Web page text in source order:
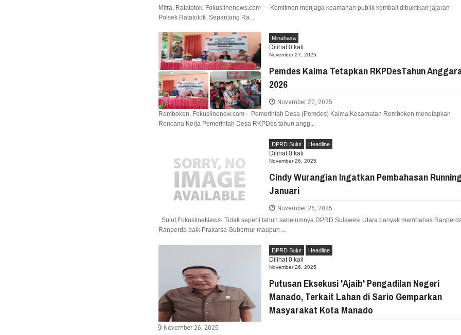
Mitra, Ratatotok, Fokuslinenews.com — Komitmen menjaga keamanan publik kembali dibuktikan jajaran
Polsek Ratatotok. Sepanjang Ra...
Minahasa
Dilihat0kali
November 27, 2025
Pemdes Kaima Tetapkan RKPDesTahun
2026
November 27, 2025
Remboken, Fokuslinenew.com - Pemerintah Desa (Pemdes) Kaima Kecamatan Remboken menetapkan
Rencana Kerja Pemerintah Desa RKPDes tahun angg...
DPRD Sulut Headline
Dilihat0kali
November 26, 2025
Cindy Wurangian Ingatkan Pembahasan Running
Januari
November 26, 2025
Sulut,FokuslineNews- Tidak seperti tahun sebelumnya DPRD Sulawesi Utara banyak membahas
Ranperda baik Prakarsa Gubernur maupun ...
DPRD Sulut Headline
Dilihat0kali
November 26, 2025
Putusan Eksekusi 'Ajaib' Pengadilan Negeri
Manado, Terkait Lahan di Sario Gemparkan
Masyarakat Kota Manado
November 26, 2025